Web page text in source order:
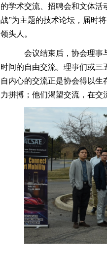
的学术交流、招聘会和文体活
战”为主题的技术论坛，届时
领头人。
会议结束后，协会理事
时间的自由交流。理事们或
自内心的交流正是协会得以
力拼搏；他们渴望交流，在交